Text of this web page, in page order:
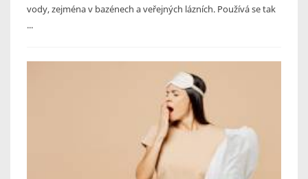
vody, zejména v bazénech a veřejných lázních. Používá se tak
...